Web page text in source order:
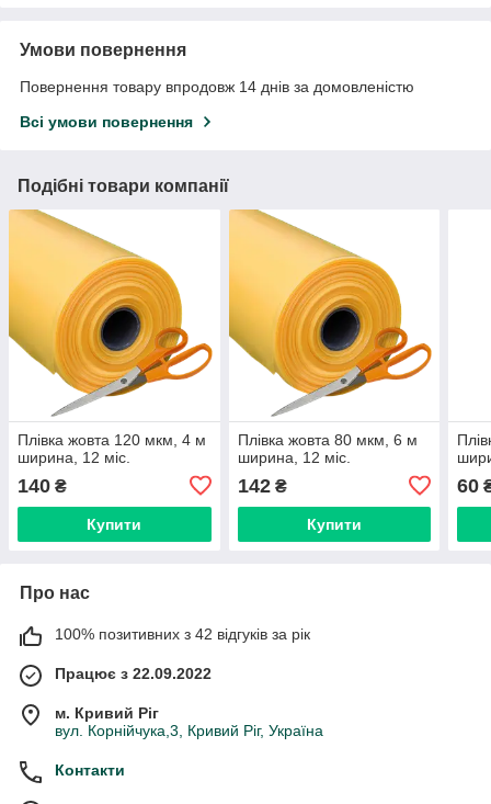
Умови повернення
Повернення товару впродовж 14 днів за домовленістю
Всі умови повернення
Подібні товари компанії
Плівка жовта 120 мкм, 4 м
ширина, 12 міс.
140 ₴
Купити
Плівка жовта 80 мкм, 6 м
ширина, 12 міс.
142₴
Купити
60
Про нас
100% позитивних з 42 відгуків за рік
Працює з 22.09.2022
м. Кривий Ріг
вул. Корнійчука,3, Кривий Ріг, Україна
Контакти